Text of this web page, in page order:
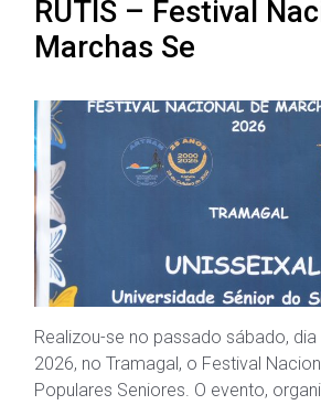
RUTIS – Festival
Marchas Se
Realizou-se no passado sábado, dia
2026, no Tramagal, o Festival
Populares Seniores. O evento,